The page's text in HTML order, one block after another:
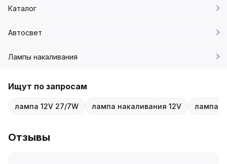
Каталог
Автосвет
Лампы накаливания
Ищут по запросам
лампа 12V 27/7W лампа накаливания 12V лампа
Отзывы